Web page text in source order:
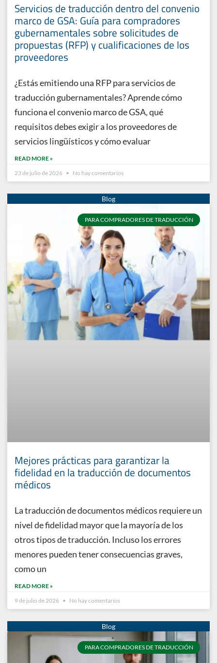
Servicios de traducción dentro del convenio
marco de GSA: Guía para compradores
gubernamentales sobre solicitudes de
propuestas (RFP) y cualificaciones de los
proveedores
¿Estás emitiendo una RFP para servicios de
traducción gubernamentales? Aprende cómo
funciona el convenio marco de GSA, qué
requisitos debes exigir a los proveedores de
servicios lingüísticos y cómo evaluar
READ MORE »
23 de julio de 2026
No hay comentarios
PARA COMPRADORES DE TRADUCCIÓN
Mejores prácticas para garantizar la
fidelidad en la traducción de documentos
médicos
La traducción de documentos médicos requiere un
nivel de fidelidad mayor que la mayoría de los
otros tipos de traducción. Incluso los errores
menores pueden tener consecuencias graves,
como un
READ MORE »
9 de julio de 2026
No hay comentarios
PARA COMPRADORES DE TRADUCCIÓN